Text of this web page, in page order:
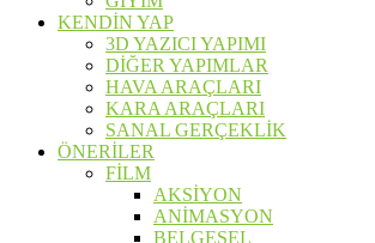
KENDİN YAP
3D YAZICI YAPIMI
DİĞER YAPIMLAR
HAVA ARAÇLARI
KARA ARAÇLARI
SANAL GERÇEKLİK
ÖNERİLER
FİLM
AKSİYON
ANİMASYON
BELGESEL